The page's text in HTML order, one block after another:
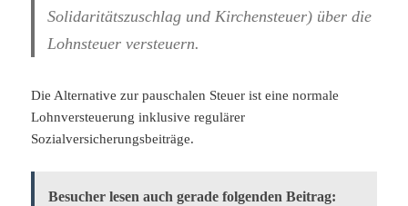
Solidaritätszuschlag und Kirchensteuer) über die
Lohnsteuer versteuern.
Die Alternative zur pauschalen Steuer ist eine normale
Lohnversteuerung inklusive regulärer
Sozialversicherungsbeiträge.
Besucher lesen auch gerade folgenden Beitrag: